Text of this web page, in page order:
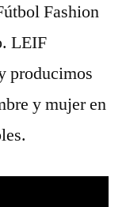
Fashion
LEIF
producimos
y mujer en